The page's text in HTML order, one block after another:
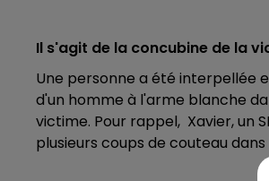
Il s'agit de la concubine de la
Une personne a été interpellée
d'un homme à l'arme blanche
victime. Pour rappel, Xavier, un
plusieurs coups de couteau